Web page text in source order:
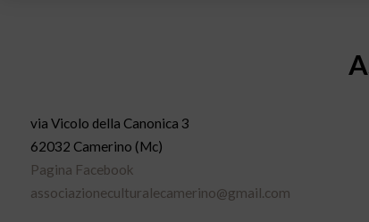
via Vicolo della Canonica 3
62032 Camerino (Mc)
Pagina Facebook
associazioneculturalecamerino@gmail.com